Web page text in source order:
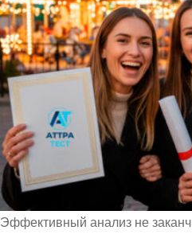
Эффективный анализ не